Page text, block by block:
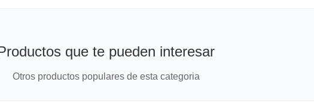
que te pueden interesar
Otros productos populares de esta categoria